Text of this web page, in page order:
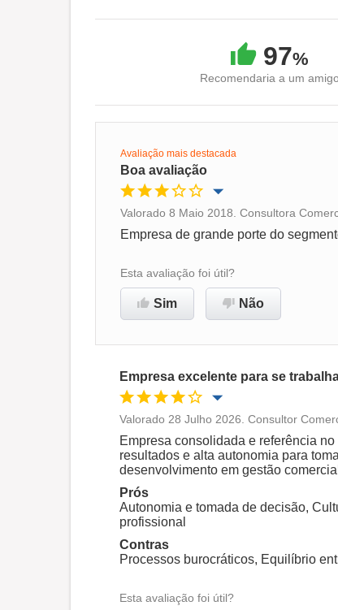
97%
Recomendaria a um amigo
Avaliação mais destacada
Boa avaliação
Oportunidade de promoção
Ambiente de trabalho
Recomenda esta empresa
Valorado 8 Maio 2018. Consultora
Empresa de grande porte do
Esta avaliação foi útil?
Sim Não
Empresa excelente para se
Oportunidade de promoção
Ambiente de trabalho
Recomenda esta empresa
Valorado 28 Julho 2026. Consultor
Empresa consolidada e referência
resultados e alta autonomia para
desenvolvimento em gestão
Prós
Autonomia e tomada de decisão,
profissional
Contras
Processos burocráticos, Equilíbrio
Esta avaliação foi útil?